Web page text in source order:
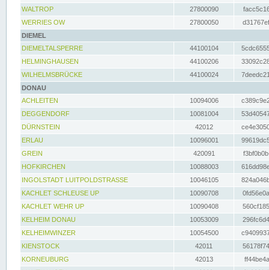
WALTROP
27800090
WERRIES OW
27800050
DIEMEL
DIEMELTALSPERRE
44100104
HELMINGHAUSEN
44100206
WILHELMSBRÜCKE
44100024
DONAU
ACHLEITEN
10094006
DEGGENDORF
10081004
DÜRNSTEIN
42012
ERLAU
10096001
GREIN
420091
HOFKIRCHEN
10088003
INGOLSTADT LUITPOLDSTRASSE
10046105
KACHLET SCHLEUSE UP
10090708
KACHLET WEHR UP
10090408
KELHEIM DONAU
10053009
KELHEIMWINZER
10054500
KIENSTOCK
42011
KORNEUBURG
42013